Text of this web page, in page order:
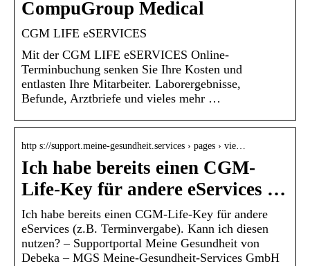
CompuGroup Medical
CGM LIFE eSERVICES
Mit der CGM LIFE eSERVICES Online-
Terminbuchung senken Sie Ihre Kosten und
entlasten Ihre Mitarbeiter. Laborergebnisse,
Befunde, Arztbriefe und vieles mehr …
http s://support.meine-gesundheit.services › pages › vie…
Ich habe bereits einen CGM-
Life-Key für andere eServices …
Ich habe bereits einen CGM-Life-Key für andere
eServices (z.B. Terminvergabe). Kann ich diesen
nutzen? – Supportportal Meine Gesundheit von
Debeka – MGS Meine-Gesundheit-Services GmbH